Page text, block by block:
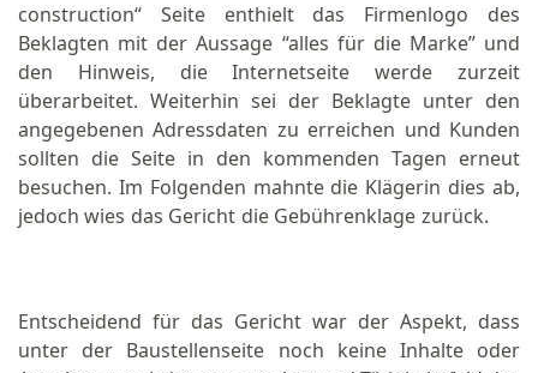
construction“ Seite enthielt das Firmenlogo des
Beklagten mit der Aussage “alles für die Marke” und
den Hinweis, die Internetseite werde zurzeit
überarbeitet. Weiterhin sei der Beklagte unter den
angegebenen Adressdaten zu erreichen und Kunden
sollten die Seite in den kommenden Tagen erneut
besuchen. Im Folgenden mahnte die Klägerin dies ab,
jedoch wies das Gericht die Gebührenklage zurück.
Entscheidend für das Gericht war der Aspekt, dass
unter der Baustellenseite noch keine Inhalte oder